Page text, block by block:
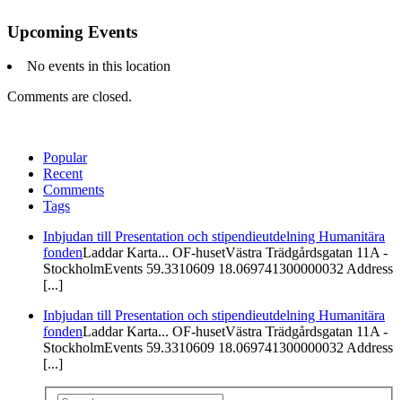
Upcoming Events
No events in this location
Comments are closed.
Popular
Recent
Comments
Tags
Inbjudan till Presentation och stipendieutdelning Humanitära
fondenLaddar Karta... OF-husetVästra Trädgårdsgatan 11A -
StockholmEvents 59.3310609 18.069741300000032 Address
[...]
Inbjudan till Presentation och stipendieutdelning Humanitära
fondenLaddar Karta... OF-husetVästra Trädgårdsgatan 11A -
StockholmEvents 59.3310609 18.069741300000032 Address
[...]